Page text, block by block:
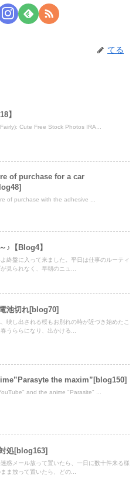
てる
】
Cute Free Stock Photos IRA...
of purchase for a car
of purchase with the adhesive ...
♪【Blog4】
終盤に入って来ました。平日は仕事のルーティ
見られなく、早朝のニュ...
池切れ[blog70]
映し出される桜もお別れの時が近づき始めたこ
うららになり、出かける...
the maxim”[blog150]
and the anime "Parasite" ...
処[blog163]
惑メール放って置いたら、一日に数十件来る様
ま放って置いたら、どの...